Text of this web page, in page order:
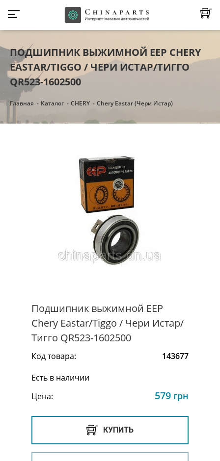
ПОДШИПНИК ВЫЖИМНОЙ EEP CHERY
EASTAR/TIGGO / ЧЕРИ ИСТАР/ТИГГО
QR523-1602500
Главная Каталог CHERY Chery Eastar (Чери Истар)
Подшипник выжимной EEP
Chery Eastar/Tiggo / Чери Истар/
Тигго QR523-1602500
Код товара:
143677
Есть в наличии
Цена:
579 грн
КУПИТЬ